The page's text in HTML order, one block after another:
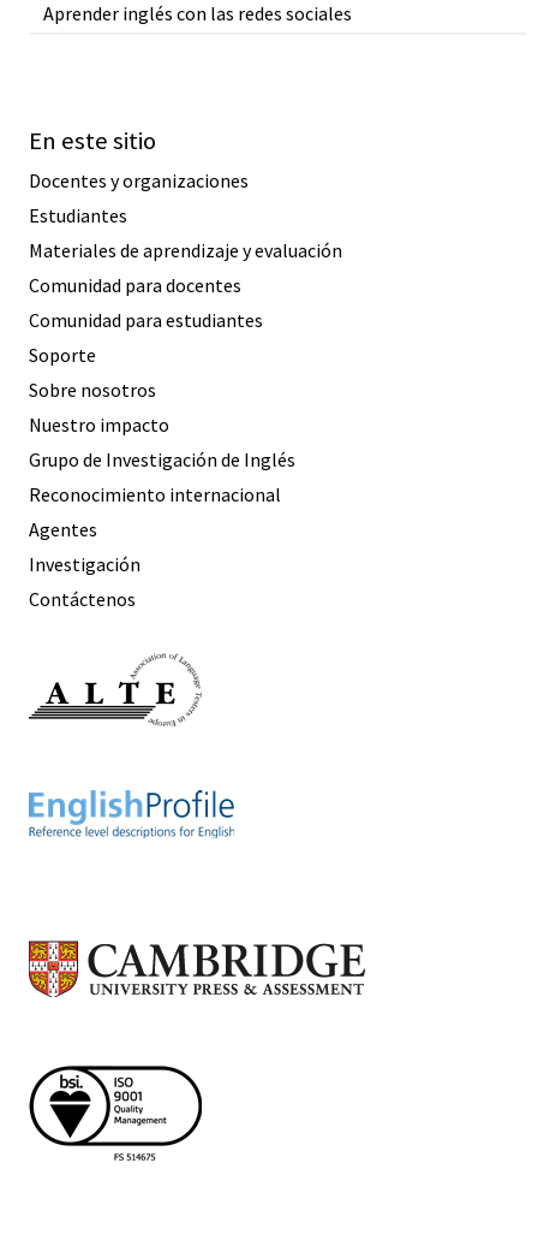
Aprender inglés con las redes sociales
En este sitio
Docentes y organizaciones
Estudiantes
Materiales de aprendizaje y evaluación
Comunidad para docentes
Comunidad para estudiantes
Soporte
Sobre nosotros
Nuestro impacto
Grupo de Investigación de Inglés
Reconocimiento internacional
Agentes
Investigación
Contáctenos